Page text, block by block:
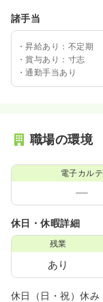
諸手当
・昇給あり：不定期
・賞与あり：寸志
・通勤手当あり
職場の環境
電子カルテ
休日・休暇詳細
残業
あり
休日（日・祝）休み